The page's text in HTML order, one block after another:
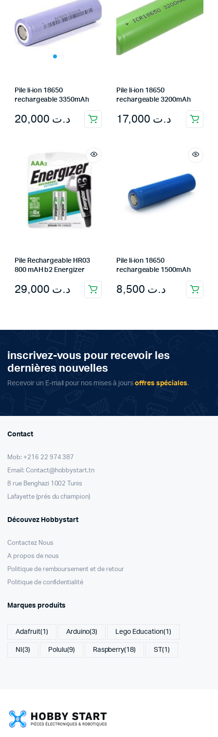
Pile li-ion 18650
rechargeable 3350mAh
د.ت
Pile li-ion 18650
rechargeable 3200mAh
د.ت
Pile Rechargeable HR03
800 mAH b2 Energizer
د.ت
Pile li-ion 18650
rechargeable 1500mAh
د.ت
inscrivez-vous pour recevoir les
dernières nouvelles
Recevoir un E-mail pour nos mises à jours offres spéciales.
Contact
Mob: +216 22 974 387
Email: Contact@hobbystart.tn
8 rue Benghazi 1002 Tunis
Lafayette (prés du champion)
Découvez Hobbystart
Contactez Nous
A propos de nous
Politique de remboursement et de retour
Politique de confidentialité
Marques produits
Adafruit(1) Arduino(3) Lego Education(1)
NI (3) Polulu(9) Raspberry(18) ST(1)